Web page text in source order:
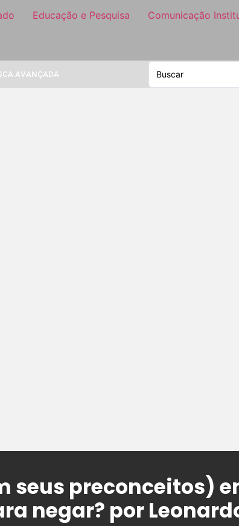
Educação e Pesquisa Comunicação
AVANÇADA
seus preconceitos)
negar? por